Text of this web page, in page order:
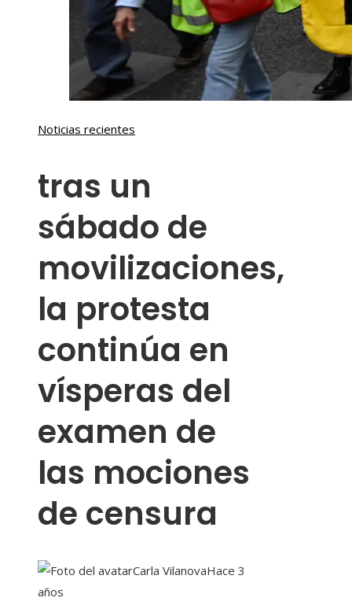
Noticias recientes
tras un
sábado de
movilizaciones,
la protesta
continúa en
vísperas del
examen de
las mociones
de censura
Carla VilanovaHace 3
años